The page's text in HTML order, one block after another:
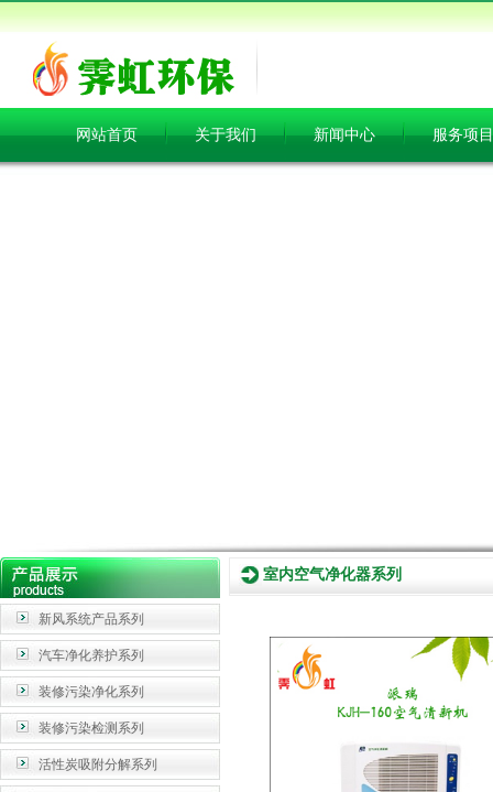
网站首页 关于我们 新闻中心 服务项目
新风系统产品系列
汽车净化养护系列
装修污染净化系列
装修污染检测系列
活性炭吸附分解系列
室内空气净化器系列